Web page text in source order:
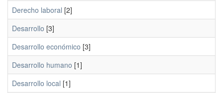
Derecho laboral [2]
Desarrollo [3]
Desarrollo económico [3]
Desarrollo humano [1]
Desarrollo local [1]